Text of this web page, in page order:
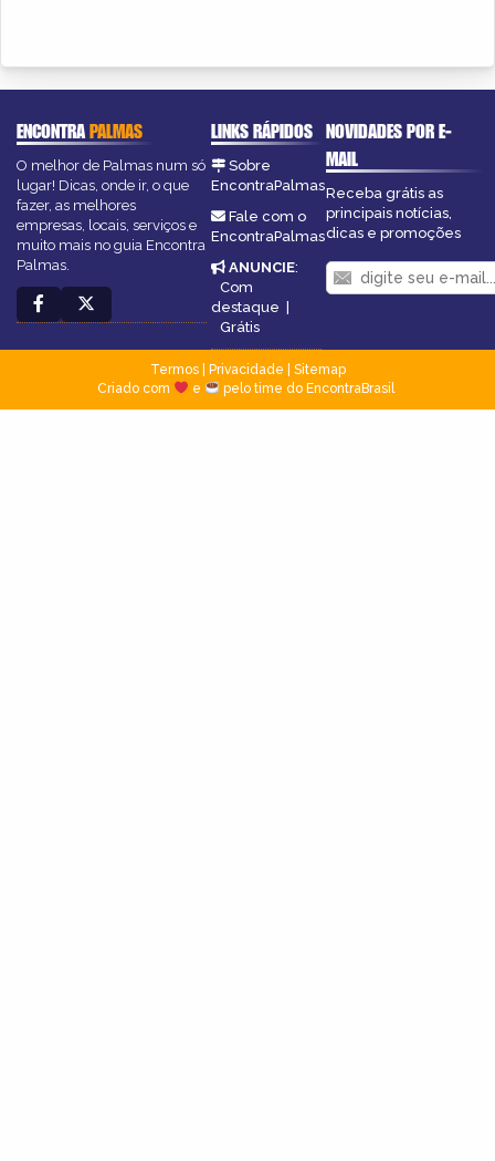
ENCONTRAPALMAS
O melhor de Palmas num só
lugar! Dicas, onde ir, o que
fazer, as melhores
empresas, locais, serviços e
muito mais no guia Encontra
Palmas.
LINKS RÁPIDOS
Sobre
EncontraPalmas
Fale com o
EncontraPalmas
ANUNCIE:
Com
destaque |
Grátis
NOVIDADES POR E-
MAIL
Receba grátis as
principais notícias,
dicas e promoções
Termos| Privacidade
Sitemap
Criado com
e pelo time do EncontraBrasil